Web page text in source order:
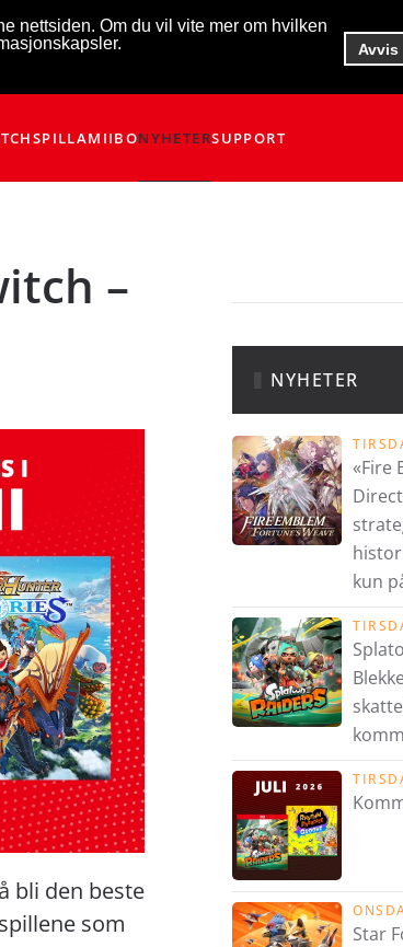
nettsiden. Om du vil vite mer om hvilken
Avvis
SPILLAMIIBONYHETERSUPPORT
–
bli den beste
som
NYHETER
«Fire
kun
Star